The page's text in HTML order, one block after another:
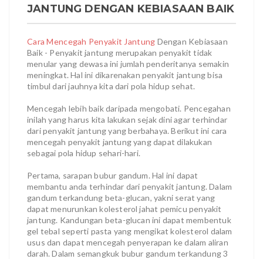
JANTUNG DENGAN KEBIASAAN BAIK
Cara Mencegah Penyakit Jantung Dengan Kebiasaan
Baik - Penyakit jantung merupakan penyakit tidak
menular yang dewasa ini jumlah penderitanya semakin
meningkat. Hal ini dikarenakan penyakit jantung bisa
timbul dari jauhnya kita dari pola hidup sehat.
Mencegah lebih baik daripada mengobati. Pencegahan
inilah yang harus kita lakukan sejak dini agar terhindar
dari penyakit jantung yang berbahaya. Berikut ini cara
mencegah penyakit jantung yang dapat dilakukan
sebagai pola hidup sehari-hari.
Pertama, sarapan bubur gandum. Hal ini dapat
membantu anda terhindar dari penyakit jantung. Dalam
gandum terkandung beta-glucan, yakni serat yang
dapat menurunkan kolesterol jahat pemicu penyakit
jantung. Kandungan beta-glucan ini dapat membentuk
gel tebal seperti pasta yang mengikat kolesterol dalam
usus dan dapat mencegah penyerapan ke dalam aliran
darah. Dalam semangkuk bubur gandum terkandung 3